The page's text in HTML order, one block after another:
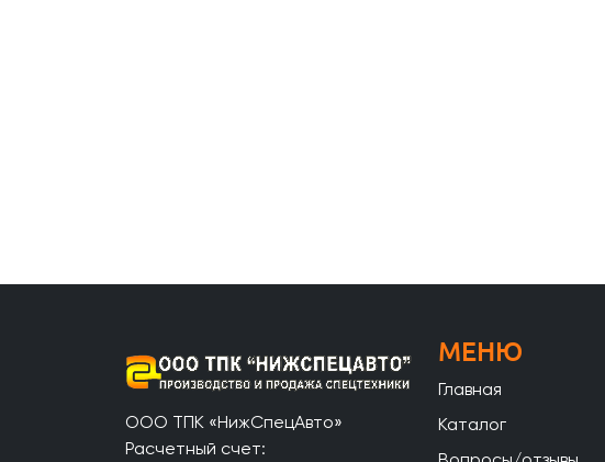
ООО ТПК «НижСпецАвто»
Расчетный счет:
МЕНЮ
Главная
Каталог